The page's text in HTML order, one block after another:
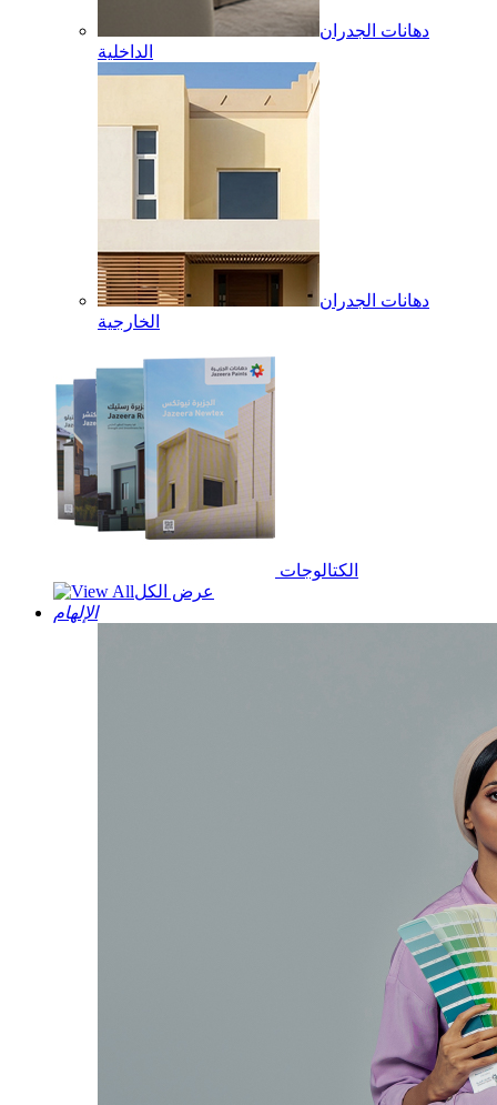
دهانات الجدران
الداخلية
دهانات الجدران
الخارجية
الكتالوجات
عرض الكل
الإلهام